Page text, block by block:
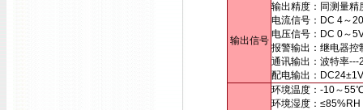
输出信号
输出精度：同测量精
电流信号：DC 4～
电压信号：DC 0～
报警输出：继电器控
通讯输出：波特率
配电输出：
环境温度：-10～
环境湿度：